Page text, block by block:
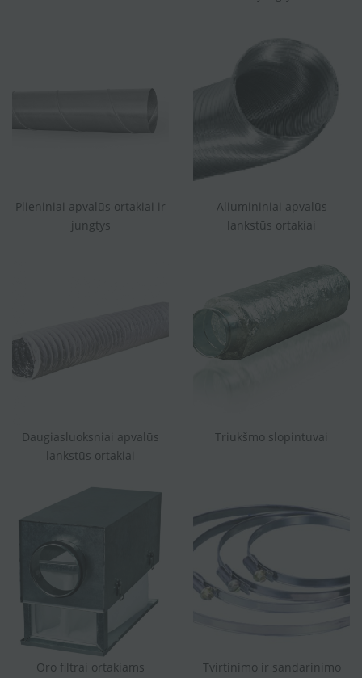
Plieniniai apvalūs ortakiai ir
jungtys
Aliumininiai apvalūs
lankstūs ortakiai
Daugiasluoksniai apvalūs
lankstūs ortakiai
Triukšmo slopintuvai
Oro filtrai ortakiams
Tvirtinimo ir sandarinimo